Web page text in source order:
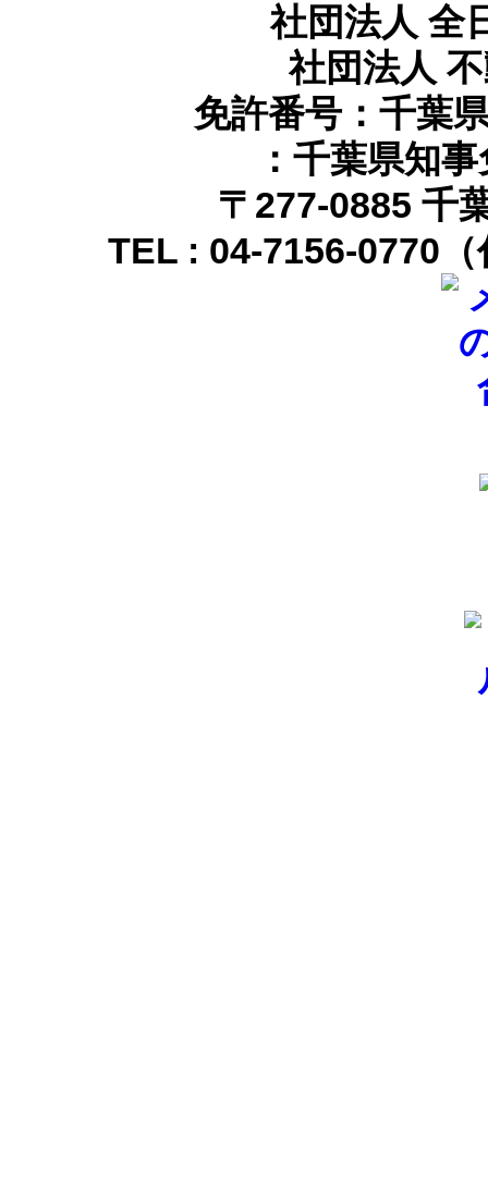
社団法人 全
社団法人
免許番号：千葉
：千葉県知
〒 277-0885 千
TEL : 04-7156-0770